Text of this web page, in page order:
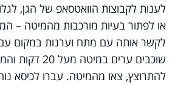
לענות לקבוצות הוואטסאפ של הגן,
או לפתור בעיות מורכבות מהמיטה –
לקשר אותה עם מתח וערנות במקום
שוכבים ערים
להתרוצץ, צאו מהמיטה. עברו לכיסא